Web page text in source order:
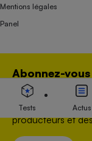
Abonnez-vous
Bénéficiez d'une
une association
producteurs et
Mentions légales
Panel
Association
distributeurs depuis 1951.
Tests Actus